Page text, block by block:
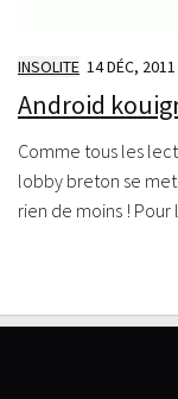
INSOLITE 14 DÉC, 2011
Android
Comme tous les
lobby breton se
rien de moins ! Pour